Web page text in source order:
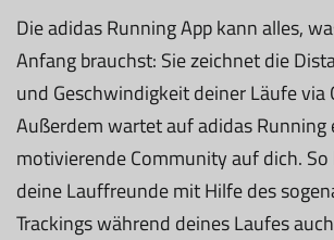
Die adidas Running App kann alles,
Anfang brauchst: Sie zeichnet die
und Geschwindigkeit deiner Läufe via
Außerdem wartet auf adidas Running
motivierende Community auf dich.
deine Lauffreunde mit Hilfe des
Trackings während deines Laufes